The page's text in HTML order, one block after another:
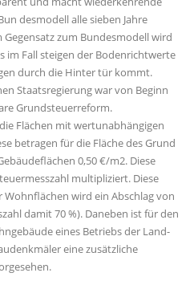
desmodell alle sieben Jahre
zum Bundesmodell wird
im Fall steigen der Bodenrichtwerte
durch die Hinter tür kommt.
Staatsregierung war von Beginn
Grundsteuerreform.
Flächen mit wertunabhängigen
betragen für die Fläche des Grund
0,50 €/m2. Diese
multipliziert. Diese
Wohnflächen wird ein Abschlag von
damit 70 %). Daneben ist für den
eines Betriebs der Land-
eine zusätzliche